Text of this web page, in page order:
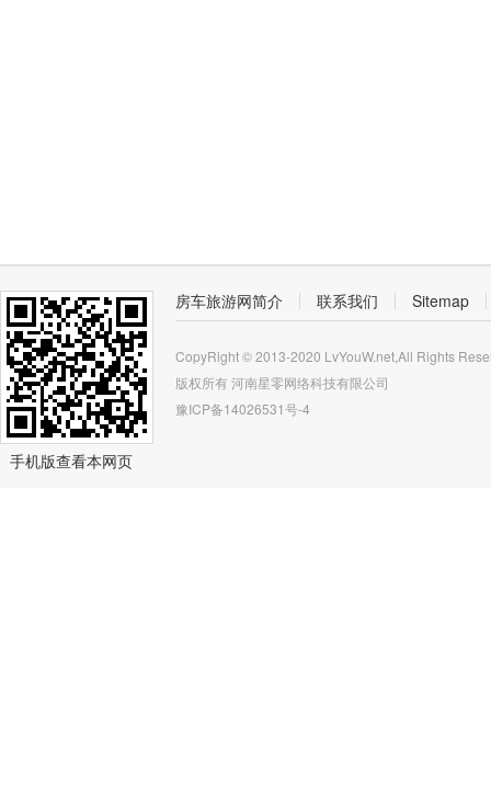
手机版查看本网页
房车旅游网简介 联系我们 Sitemap
CopyRight © 2013-2020 LvYouW.net,All Rights
版权所有河南星零网络科技有限公司
豫ICP备14026531号-4